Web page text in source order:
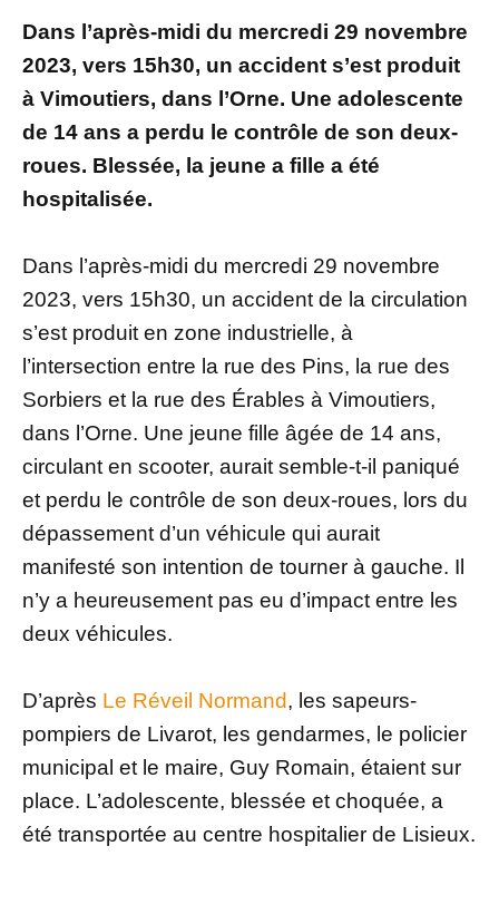
Dans l’après-midi du mercredi 29 novembre
2023, vers 15h30, un accident s’est produit
à Vimoutiers, dans l’Orne. Une adolescente
de 14 ans a perdu le contrôle de son deux-
roues. Blessée, la jeune a fille a été
hospitalisée.
Dans l’après-midi du mercredi 29 novembre
2023, vers 15h30, un accident de la circulation
s’est produit en zone industrielle, à
l’intersection entre la rue des Pins, la rue des
Sorbiers et la rue des Érables à Vimoutiers,
dans l’Orne. Une jeune fille âgée de 14 ans,
circulant en scooter, aurait semble-t-il paniqué
et perdu le contrôle de son deux-roues, lors du
dépassement d’un véhicule qui aurait
manifesté son intention de tourner à gauche. Il
n’y a heureusement pas eu d’impact entre les
deux véhicules.
D’après Le Réveil Normand, les sapeurs-
pompiers de Livarot, les gendarmes, le policier
municipal et le maire, Guy Romain, étaient sur
place. L’adolescente, blessée et choquée, a
été transportée au centre hospitalier de Lisieux.